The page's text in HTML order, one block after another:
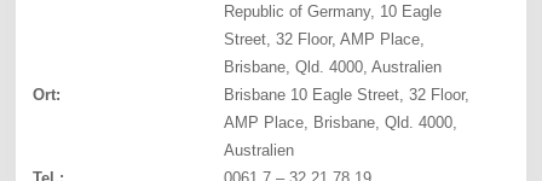
Republic of Germany, 10 Eagle
Street, 32 Floor, AMP Place,
Brisbane, Qld. 4000, Australien
Ort:
Brisbane 10 Eagle Street, 32 Floor,
AMP Place, Brisbane, Qld. 4000,
Australien